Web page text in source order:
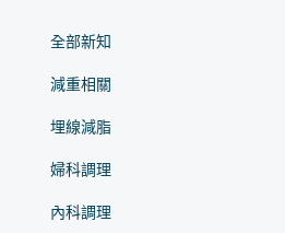
全部新知
減重相關
埋線減脂
婦科調理
內科調理